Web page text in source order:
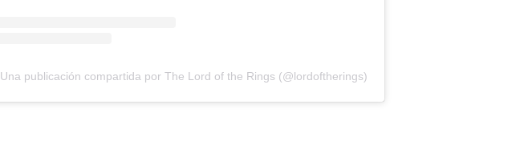
Una publicación compartida por The Lord of the Rings (@lordoftherings)